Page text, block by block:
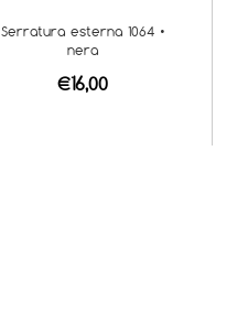
Serratura esterna 1064 •
nera
€16,00